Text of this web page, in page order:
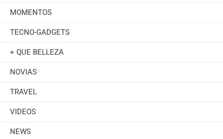
MOMENTOS
TECNO-GADGETS
+ QUE BELLEZA
NOVIAS
TRAVEL
VIDEOS
NEWS